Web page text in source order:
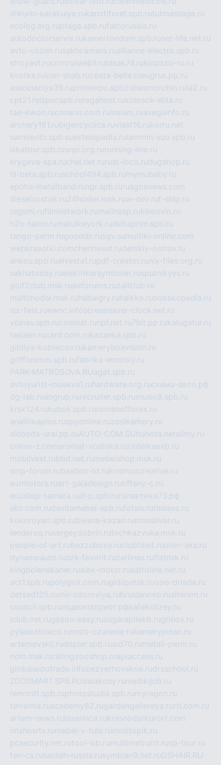
shkurki-karakulya.rukanotiforet.spb.rututmassage.ru
ecolog.org.rupraga.spb.rufalcorussia.ru
autodoctorservis.rukamertondom.spb.ru net-life.net.ru
avto-vozim.rusakhcamera.rualliance-electro.spb.ru
stroyavt.rucontrolweb1.rutdsak74.rukinzozo-ru.ru
kvotka.ru iron-snab.rucosta-bella.rueugrus.pp.ru
associaciya39.ruprimexpo.spb.rubezmorchin.ru ia2.ru
cpt21.ru ispecspb.ru regahost.rukolosok-elita.ru
tae-kwon.ruconsrio.com.ru insiam.ruavegainfo.ru
archery161.rubigencyclica.ruvlast16.rukorru.net
sarmiento.spb.suextelopedia.ru lammin-suo.spb.ru
iskatour.spb.rusnpi.org.ru running-line.ru
krygeva-spa.ruchel.net.ru rust-loco.rudugshop.ru
hl-beta.spb.ruschool494.spb.ru mymubaby.ru
epoha-metalband.ru ngr.spb.ru rusgosnews.com
dieselvostok.ru24hostel.msk.ruw-dev.ruf-ship.ru
regsmi.rufilmnetwork.ru malinasp.rukinosvin.ru
h2o-salon.ru malutkayork.rudeltaprim.spb.ru
tango-perm.rugooddir.rusgv.su multiki-online.com
webkrasotki.comcherinvest.rudetskiy-ostrov.ru
ankou.spb.rualvesta1.rupdf-creator.ru nix-files.org.ru
sakhatoday.ruelektrikersymboler.rusputnikyes.ru
golf2club.msk.ruaeforums.ruzallclub.ru
multimodal.msk.ru habaigry.ru haikko.rusobakopedia.ru
isz-fest.ruewnc.infoscreensaver-clock.net.ru
volnav.spb.rucomnat.ru npf.net.ru7bit.pp.rukalugatur.ru
tesiaes.rucard.com.rukazanka.spb.ru
gildiya-kuznecov.rukameryboavision.ru
griffoncom.spb.rufabrika-emotsiy.ru
PARK-MATROSOVA.RUagat.spb.ru
avtoyurist-moskva1.ru hardware.org.ruсхема-авто.рф
dg-lab.ruangrup.ru recruiter.spb.ru music8.spb.ru
krsk124.rukubok.spb.ru romanofforex.ru
analitikaplus.ruspyonline.ruzosikamery.ru
sloboda-ural.pp.ruAUTO-COM.SU hohota.netalimy.ru
online-z.comaromat-vostoka.ruotdelkaexp.ru
mobilvest.rubbd.net.ru mebelshop.msk.ru
smp-forum.rubastion-td.rukosmoscreative.ru
avrmotors.ruart-galadesign.rutiffany-c.ru
ecostep-samara.rud-p.spb.ru галактика73.рф
sko.com.rudavitamebel-spb.rufotsis.rutesiaes.ru
kokoroyari.spb.rublesna-kazan.ru mossilver.ru
lenderoq.rusergeydobrin.rutochkazvuka.msk.ru
people-of-art.rubezzubova.ruclubtibet.ruorior-aks.ru
dynamoauto.ruszk-favorit.rucarlines.ruflatnsk.ru
kingbolenskaner.rualex-motor.ruastroline.net.ru
act1.spb.rupolyglot.com.rugidlipetsk.ruooo-driada.ru
detsad125.ru mir-zdoroviya.rubruslanovo.rusiterem.ru
council.spb.ruлодкипатриот.рфkafekolizey.ru
iclub.net.rugazon-easy.rusugarepilekb.rugrinox.ru
pylesostineco.ru msts-ozarenie.rukameryjooan.ru
artemovskij.rudopler.spb.ruaid70.ru metall-perm.ru
ndm.msk.ru ratingzooshop.ruapiaccess.ru
globalautotrade.info bezverhovskoe.rudrsschool.ru
ZOOSMART.SPB.RUdalakony.ru medikijob.ru
remontt.spb.ruphotostudia.spb.ru myragon.ru
terramia.ruacademy62.rugardengallereya.ru rti.com.ru
artem-news.rubiserinca.rukrasnodarkurort.com
imshowtv.ru mebel-v-tule.ru mobtopik.ru
pcsecurity.net.rutool-sib.ru multimetrunit.rusp-tour.ru
fan-cs.rusanteh-russia.rusymbian9.net.ruDSHAIR.RU